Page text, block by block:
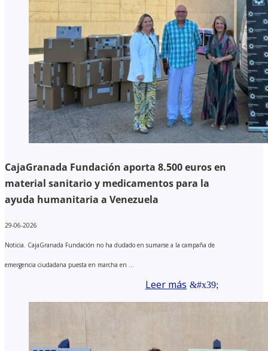
CajaGranada Fundación aporta 8.500 euros en
material sanitario y medicamentos para la
ayuda humanitaria a Venezuela
29-06-2026
Noticia. CajaGranada Fundación no ha dudado en sumarse a la campaña de
emergencia ciudadana puesta en marcha en ...
Leer más